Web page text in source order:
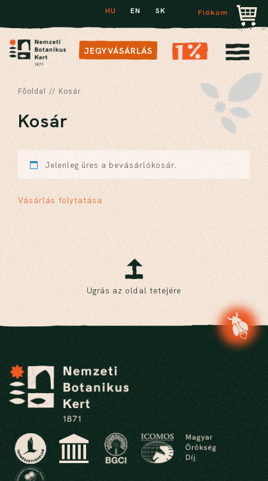
HU EN SK Fiókom
JEGYVÁSÁRLÁS
Főoldal // Kosár
Kosár
Jelenleg üres a bevásárlókosár.
Vásárlás folytatása
Ugrás az oldal tetejére